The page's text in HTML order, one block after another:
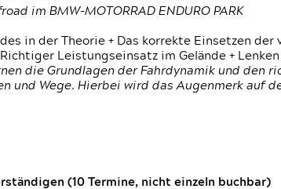
im BMW-MOTORRAD ENDURO PARK
in der Theorie + Das korrekte Einsetzen
Leistungseinsatz im Gelände +
die Grundlagen der Fahrdynamik und
und Wege. Hierbei wird das Augenmerk auf
(10 Termine, nicht einzeln buchbar)